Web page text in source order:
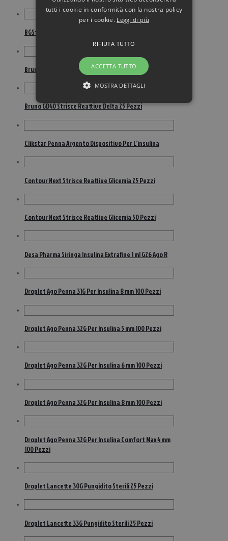
BGStar Strisce Reattive Glicemia 25 Pezzi
Bruno GD40 Delta Glucometro Misurazione Glicemia
Bruno GD40 Strisce Reattive Delta 25 Pezzi
Clikstar Penna Argento Dispositivo Per L’insulina
Contour Next Strisce Reattive Glicemia 25 Pezzi
Contour Next Strisce Reattive Glicemia 50 Pezzi
Desa Pharma Siringa Insulina Extrafine 1 ml G26 Ago R
Droplet Ago Penna 31G Per Insulina 8 mm 100 Pezzi
Droplet Ago Penna 32G Per Insulina 5 mm 100 Pezzi
Droplet Ago Penna 32G Per Insulina 6 mm 100 Pezzi
Droplet Ago Penna 32G Per Insulina 8 mm 100 Pezzi
Droplet Ago Penna 32G Per Insulina Comfort Max 4 mm
100 Pezzi
Droplet Lancette 30G Pungidito Sterili 25 Pezzi
Droplet Lancette 33G Pungidito Sterili 25 Pezzi
tutti i cookie in conformità con la nostra policy
per i cookie. Leggi di più
ACCETTA TUTTO
RIFIUTA TUTTO
MOSTRA DETTAGLI